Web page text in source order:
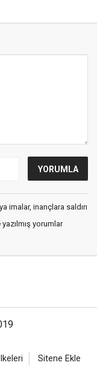
imalar, inançlara saldırı
yorumlar
Sitene Ekle